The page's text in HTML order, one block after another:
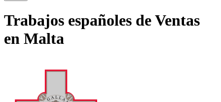
Trabajos españoles de Ventas
en Malta